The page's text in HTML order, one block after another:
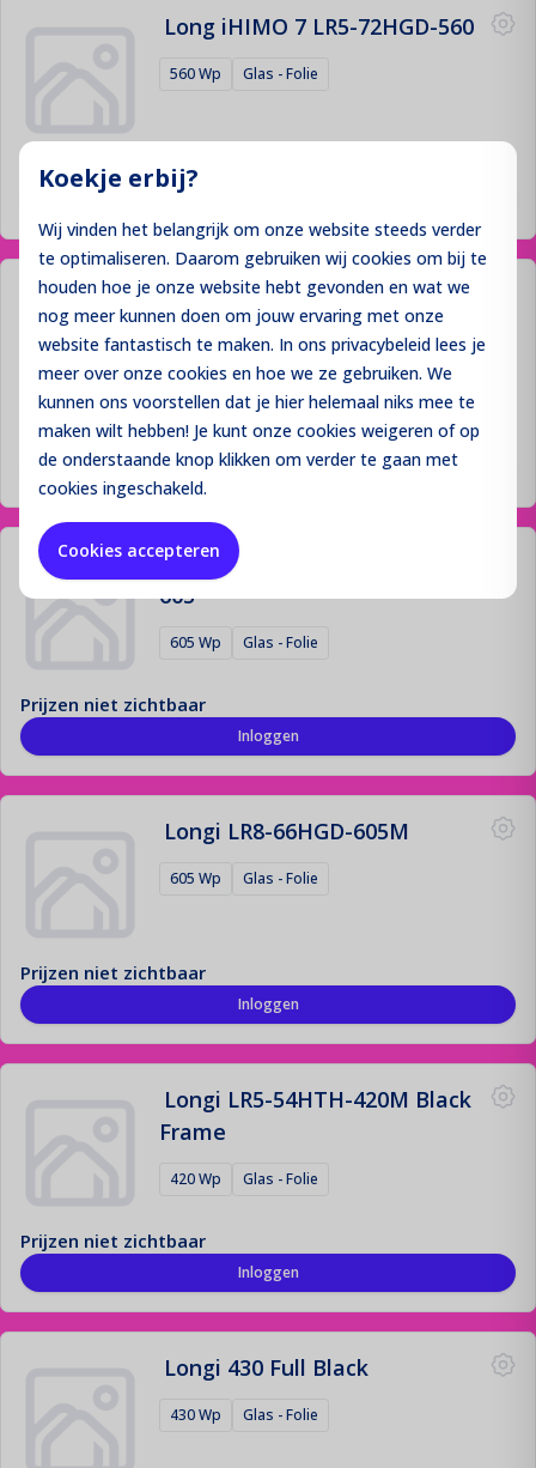
Koekje erbij?
Wij vinden het belangrijk om onze website steeds verder
te optimaliseren. Daarom gebruiken wij cookies om bij te
houden hoe je onze website hebt gevonden en wat we
nog meer kunnen doen om jouw ervaring met onze
website fantastisch te maken. In ons privacybeleid lees je
meer over onze cookies en hoe we ze gebruiken. We
kunnen ons voorstellen dat je hier helemaal niks mee te
maken wilt hebben! Je kunt onze cookies weigeren of op
de onderstaande knop klikken om verder te gaan met
cookies ingeschakeld.
Cookies accepteren
Long iHIMO 7 LR5-72HGD-560
560 Wp Glas - Folie
Prijzen niet zichtbaar
Longi LR5-72HGD-570
570 Wp Glas - Folie
Prijzen niet zichtbaar
Inloggen
Longi HIMO 7-V2 LR8-72HGD-
605
605 Wp Glas - Folie
Prijzen niet zichtbaar
Inloggen
Longi LR8-66HGD-605M
605 Wp Glas - Folie
Prijzen niet zichtbaar
Inloggen
Longi LR5-54HTH-420M Black
Frame
420 Wp Glas - Folie
Prijzen niet zichtbaar
Inloggen
Longi 430 Full Black
430 Wp Glas - Folie